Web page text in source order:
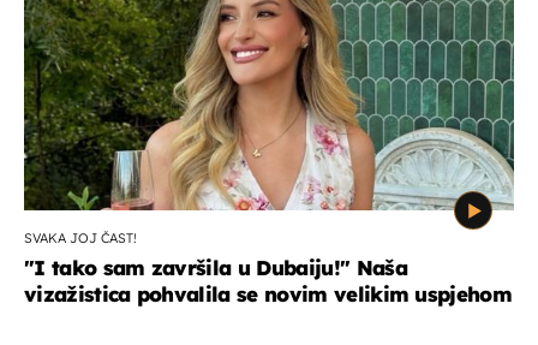
SVAKA JOJ ČAST!
"I tako sam završila u Dubaiju!" Naša
vizažistica pohvalila se novim velikim uspjehom